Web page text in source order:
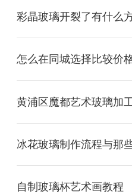
黄浦区魔都艺术玻璃加
冰花玻璃制作流程与那
自制玻璃杯艺术画教程